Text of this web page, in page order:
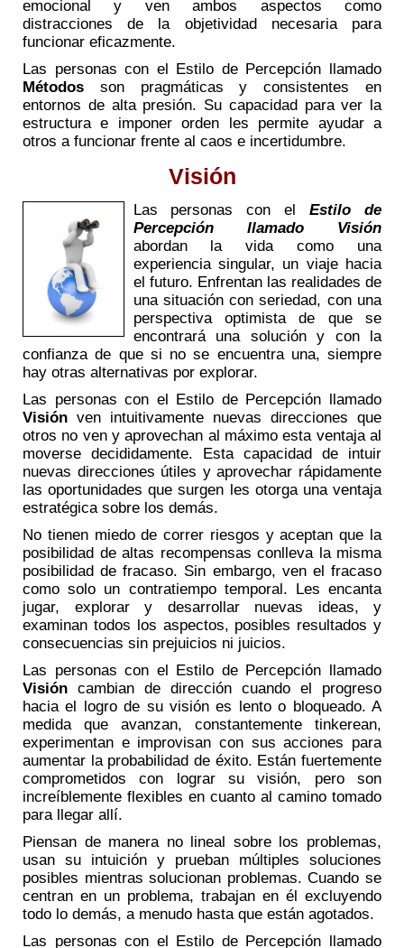
emocional y ven ambos aspectos como
distracciones de la objetividad necesaria para
funcionar eficazmente.
Las personas con el Estilo de Percepción llamado
Métodos son pragmáticas y consistentes en
entornos de alta presión. Su capacidad para ver la
estructura e imponer orden les permite ayudar a
otros a funcionar frente al caos e incertidumbre.
Visión
Las personas con elEstilo de
Percepción llamado Visión
abordan la vida como una
experiencia singular, un viaje hacia
el futuro. Enfrentan las realidades de
una situación con seriedad, con una
perspectiva optimista de que se
encontrará una solución y con la
confianza de que si no se encuentra una, siempre
hay otras alternativas por explorar.
Las personas con el Estilo de Percepción llamado
Visión ven intuitivamente nuevas direcciones que
otros no ven y aprovechan al máximo esta ventaja al
moverse decididamente. Esta capacidad de intuir
nuevas direcciones útiles y aprovechar rápidamente
las oportunidades que surgen les otorga una ventaja
estratégica sobre los demás.
No tienen miedo de correr riesgos y aceptan que la
posibilidad de altas recompensas conlleva la misma
posibilidad de fracaso. Sin embargo, ven el fracaso
como solo un contratiempo temporal. Les encanta
jugar, explorar y desarrollar nuevas ideas, y
examinan todos los aspectos, posibles resultados y
consecuencias sin prejuicios ni juicios.
Las personas con el Estilo de Percepción llamado
Visión cambian de dirección cuando el progreso
hacia el logro de su visión es lento o bloqueado. A
medida que avanzan, constantemente tinkerean,
experimentan e improvisan con sus acciones para
aumentar la probabilidad de éxito. Están fuertemente
comprometidos con lograr su visión, pero son
increíblemente flexibles en cuanto al camino tomado
para llegar allí.
Piensan de manera no lineal sobre los problemas,
usan su intuición y prueban múltiples soluciones
posibles mientras solucionan problemas. Cuando se
centran en un problema, trabajan en él excluyendo
todo lo demás, a menudo hasta que están agotados.
Las personas con el Estilo de Percepción llamado